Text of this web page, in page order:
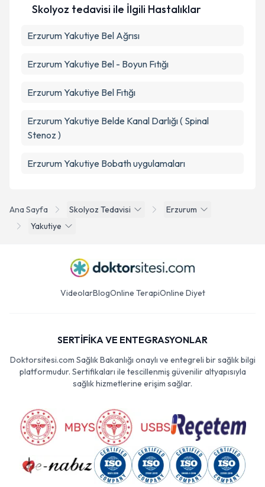
Ana Sayfa Skolyoz Tedavisi
Erzurum
Yakutiye
Skolyoz tedavisi ile İlgili Hastalıklar
Erzurum Yakutiye Bel Ağrısı
Erzurum Yakutiye Bel - Boyun Fıtığı
Erzurum Yakutiye Bel Fıtığı
Erzurum Yakutiye Belde Kanal Darlığı ( Spinal
Stenoz )
Erzurum Yakutiye Bobath uygulamaları
VideolarBlogOnline TerapiOnline Diyet
SERTİFİKA VE ENTEGRASYONLAR
Doktorsitesi.com Sağlık Bakanlığı onaylı ve entegreli bir sağlık bilgi
platformudur. Sertifikaları ile tescillenmiş güvenilir altyapısıyla
sağlık hizmetlerine erişim sağlar.